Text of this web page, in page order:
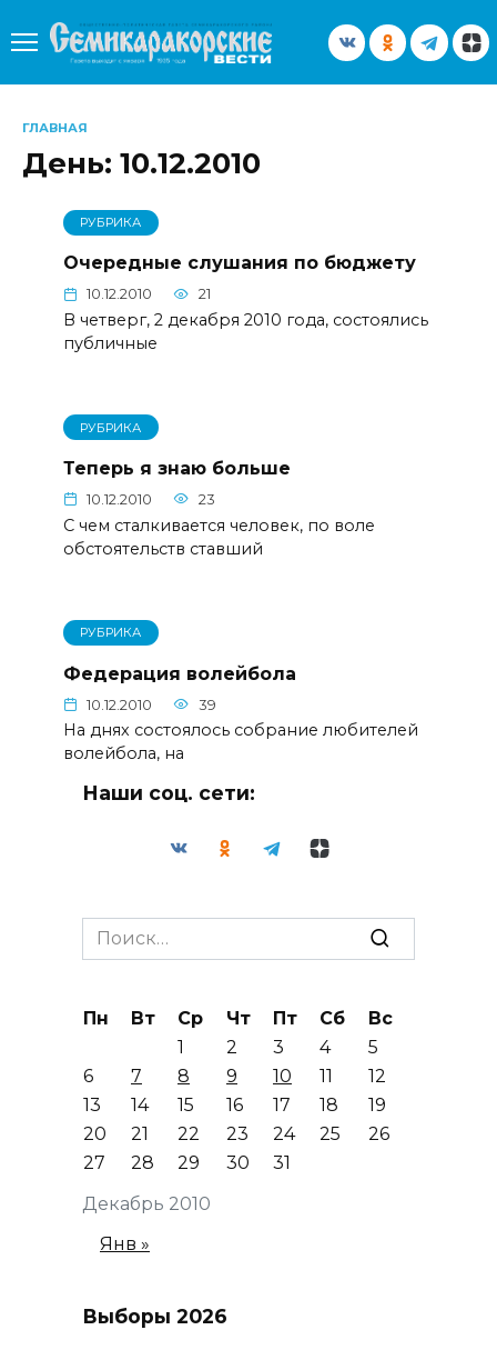
содержанию
ГЛАВНАЯ
День: 10.12.2010
РУБРИКА
Очередные слушания по бюджету
10.12.2010 21
В четверг, 2 декабря 2010 года, состоялись
публичные
РУБРИКА
Теперь я знаю больше
10.12.2010 23
С чем сталкивается человек, по воле
обстоятельств ставший
РУБРИКА
Федерация волейбола
10.12.2010 39
На днях состоялось собрание любителей
волейбола, на
Наши соц. сети:
Search
for:
Декабрь 2010
Пн Вт Ср Чт Пт Сб
Вс
1
2 3 4
5
6
7 8 9 10 11
12
13
14 15 16 17 18
19
20
21 22 23 24 25
26
27
28 29 30 31
Янв »
Выборы 2026